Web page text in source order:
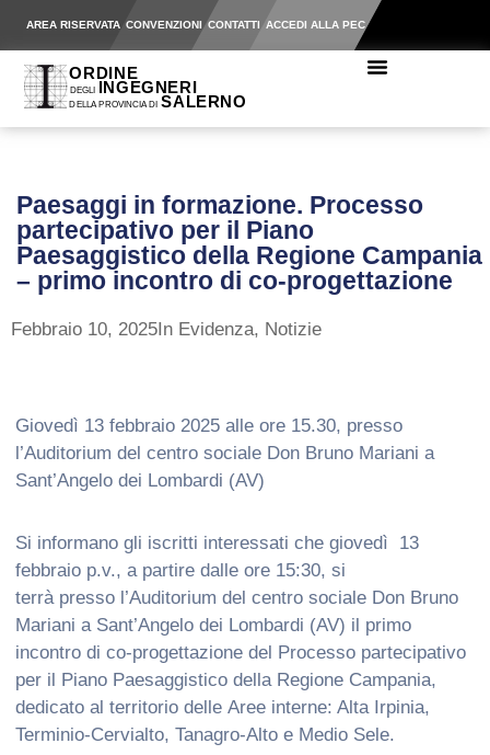
AREA RISERVATA CONVENZIONI CONTATTI ACCEDI ALLA PEC
Paesaggi in formazione. Processo
partecipativo per il Piano
Paesaggistico della Regione Campania
– primo incontro di co-progettazione
Febbraio 10, 2025In Evidenza, Notizie
Giovedì 13 febbraio 2025 alle ore 15.30, presso
l’Auditorium del centro sociale Don Bruno Mariani a
Sant’Angelo dei Lombardi (AV)
Si informano gli iscritti interessati che giovedì 13
febbraio p.v., a partire dalle ore 15:30, si
terrà presso l’Auditorium del centro sociale Don Bruno
Mariani a Sant’Angelo dei Lombardi (AV) il primo
incontro di co-progettazione del Processo partecipativo
per il Piano Paesaggistico della Regione Campania,
dedicato al territorio delle Aree interne: Alta Irpinia,
Terminio-Cervialto, Tanagro-Alto e Medio Sele.